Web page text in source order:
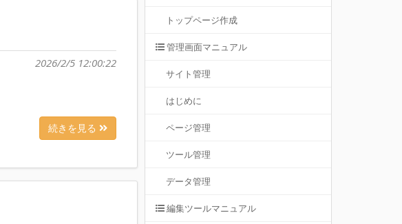
2026/2/5 12:00:22
続きを見る
トップページ作成
管理画面マニュアル
サイト管理
はじめに
ページ管理
ツール管理
データ管理
編集ツールマニュアル